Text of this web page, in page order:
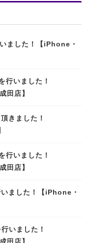
ました！【iPhone・
行いました！
田店】
きました！
行いました！
田店】
ました！【iPhone・
いました！